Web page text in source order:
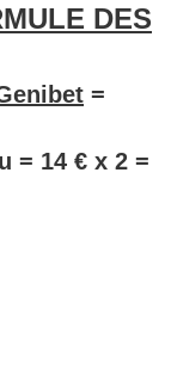
DES
=
= 14 € x 2 =